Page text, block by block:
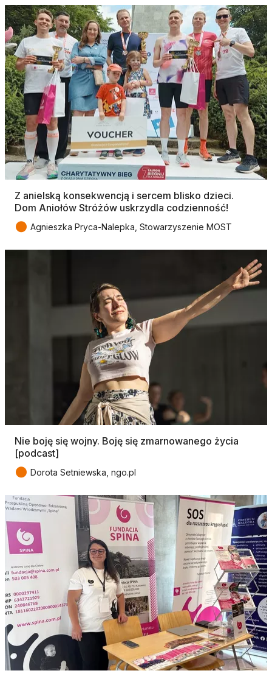
Z anielską konsekwencją i sercem blisko dzieci.
Dom Aniołów Stróżów uskrzydla codzienność!
● Agnieszka Pryca-Nalepka, Stowarzyszenie MOST
Nie boję się wojny. Boję się zmarnowanego życia
[podcast]
● Dorota Setniewska, ngo.pl